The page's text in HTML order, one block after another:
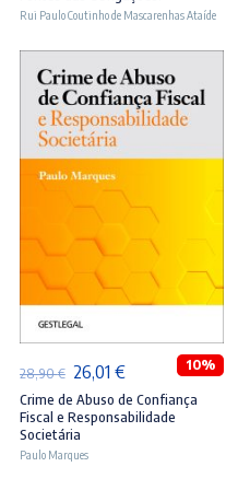
Rui Paulo Coutinho de Mascarenhas Ataíde
ADICIONAR
28,90€ O
preço
original
era:
26,01 €O
preço
atual
10%
Crime de Abuso de Confiança
Fiscal e Responsabilidade
Societária
Paulo Marques